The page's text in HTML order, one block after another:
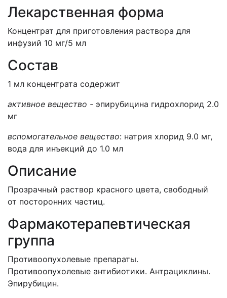
Лекарственная форма
Концентрат для приготовления раствора для
инфузий 10 мг/5 мл
Состав
1 мл концентрата содержит
активное вещество - эпирубицина гидрохлорид 2.0
мг
вспомогательное вещество: натрия хлорид 9.0 мг,
вода для инъекций до 1.0 мл
Описание
Прозрачный раствор красного цвета, свободный
от посторонних частиц.
Фармакотерапевтическая
группа
Противоопухолевые препараты.
Противоопухолевые антибиотики. Антрациклины.
Эпирубицин.